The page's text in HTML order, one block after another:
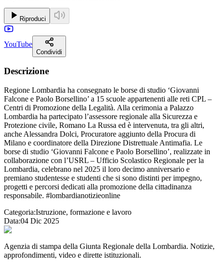
Riproduci
YouTube
Condividi
Descrizione
Regione Lombardia ha consegnato le borse di studio ‘Giovanni
Falcone e Paolo Borsellino’ a 15 scuole appartenenti alle reti CPL –
Centri di Promozione della Legalità. Alla cerimonia a Palazzo
Lombardia ha partecipato l’assessore regionale alla Sicurezza e
Protezione civile, Romano La Russa ed è intervenuta, tra gli altri,
anche Alessandra Dolci, Procuratore aggiunto della Procura di
Milano e coordinatore della Direzione Distrettuale Antimafia. Le
borse di studio ‘Giovanni Falcone e Paolo Borsellino’, realizzate in
collaborazione con l’USRL – Ufficio Scolastico Regionale per la
Lombardia, celebrano nel 2025 il loro decimo anniversario e
premiano studentesse e studenti che si sono distinti per impegno,
progetti e percorsi dedicati alla promozione della cittadinanza
responsabile. #lombardianotizieonline
Categoria:Istruzione, formazione e lavoro
Data:04 Dic 2025
Agenzia di stampa della Giunta Regionale della Lombardia. Notizie,
approfondimenti, video e dirette istituzionali.